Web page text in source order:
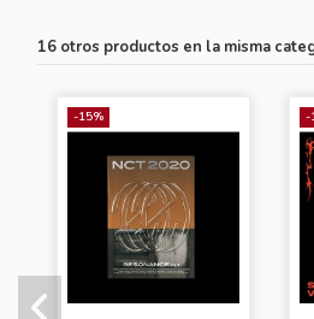
16 otros productos en la misma
-15% -